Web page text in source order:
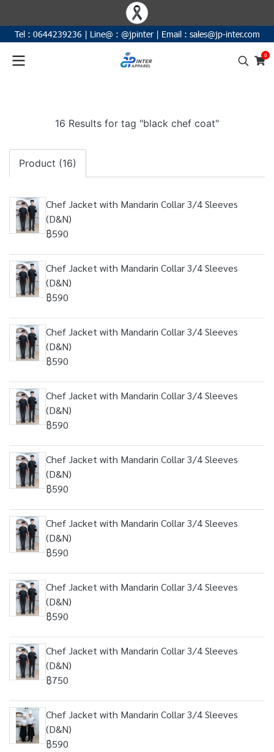
Tel : 0644239236| Line@ : @jpinter| Email: sales@jp-inter.com
0
16 Results for tag "black chef coat"
Product (16)
Chef Jacket with Mandarin Collar 3/4 Sleeves
(D&N)
฿590
Chef Jacket with Mandarin Collar 3/4 Sleeves
(D&N)
฿590
Chef Jacket with Mandarin Collar 3/4 Sleeves
(D&N)
฿590
Chef Jacket with Mandarin Collar 3/4 Sleeves
(D&N)
฿590
Chef Jacket with Mandarin Collar 3/4 Sleeves
(D&N)
฿590
Chef Jacket with Mandarin Collar 3/4 Sleeves
(D&N)
฿590
Chef Jacket with Mandarin Collar 3/4 Sleeves
(D&N)
฿590
Chef Jacket with Mandarin Collar 3/4 Sleeves
(D&N)
฿750
Chef Jacket with Mandarin Collar 3/4 Sleeves
(D&N)
฿590